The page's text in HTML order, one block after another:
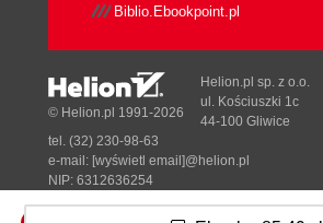
Biblio.Ebookpoint.pl
© Helion.pl 1991-2026
Helion.pl sp. z o.o.
ul. Kościuszki 1c
44-100 Gliwice
tel. (32) 230-98-63
e-mail: [wyświetl email]@helion.pl
NIP: 6312636254